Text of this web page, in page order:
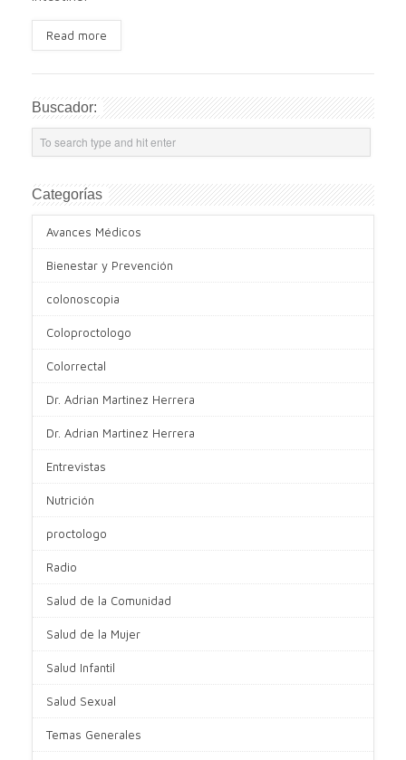
Read more
Buscador:
Categorías
Avances Médicos
Bienestar y Prevención
colonoscopia
Coloproctologo
Colorrectal
Dr. Adrian Martinez Herrera
Dr. Adrian Martinez Herrera
Entrevistas
Nutrición
proctologo
Radio
Salud de la Comunidad
Salud de la Mujer
Salud Infantil
Salud Sexual
Temas Generales